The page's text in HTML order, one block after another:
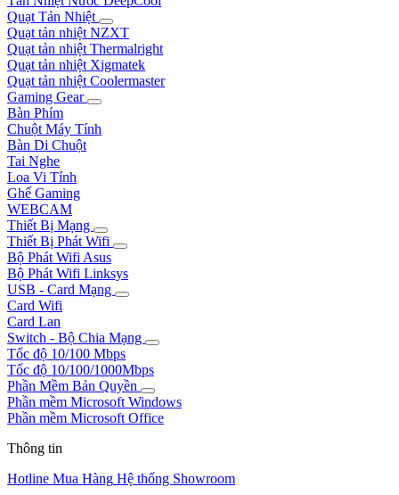
Quạt Tản Nhiệt
Quạt tản nhiệt NZXT
Quạt tản nhiệt Thermalright
Quạt tản nhiệt Xigmatek
Quạt tản nhiệt Coolermaster
Gaming Gear
Bàn Phím
Chuột Máy Tính
Bàn Di Chuột
Tai Nghe
Loa Vi Tính
Ghế Gaming
WEBCAM
Thiết Bị Mạng
Thiết Bị Phát Wifi
Bộ Phát Wifi Asus
Bộ Phát Wifi Linksys
USB - Card Mạng
Card Wifi
Card Lan
Switch - Bộ Chia Mạng
Tốc độ 10/100 Mbps
Tốc độ 10/100/1000Mbps
Phần Mềm Bản Quyền
Phần mềm Microsoft Windows
Phần mềm Microsoft Office
Thông tin
Hotline Mua Hàng Hệ thống Showroom